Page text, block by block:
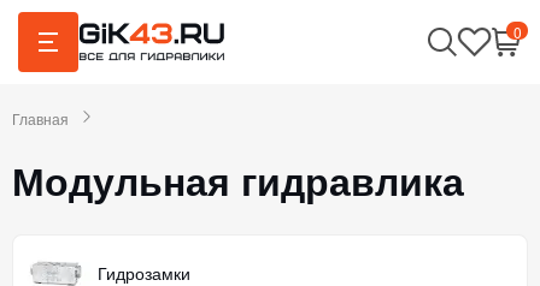
0
Главная
Модульная гидравлика
Гидрозамки